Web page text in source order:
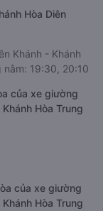
Hòa Diên
Khánh - Khánh
nằm: 19:30, 20:10
của xe giường
Hòa Trung
của xe giường
Hòa Trung